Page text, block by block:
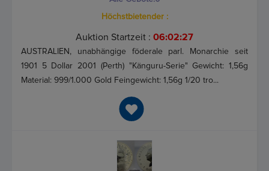
Höchstbietender :
Auktion Startzeit : 06:02:26
AUSTRALIEN, unabhängige föderale parl. Monarchie seit
1901 5 Dollar 2001 (Perth) "Känguru-Serie" Gewicht: 1,56g
Material: 999/1.000 Gold Feingewicht: 1,56g 1/20 tro...